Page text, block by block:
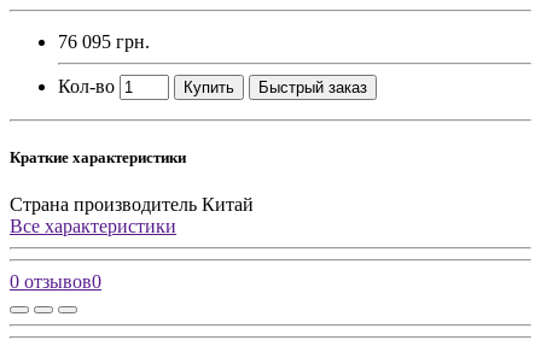
76 095 грн.
Кол-во Купить Быстрый заказ
Краткие характеристики
Страна производитель Китай
Все характеристики
0 отзывов0